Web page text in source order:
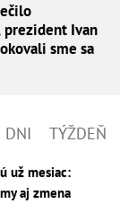
prezident Ivan
sme sa
DNI TÝŽDEŇ
už mesiac:
aj zmena